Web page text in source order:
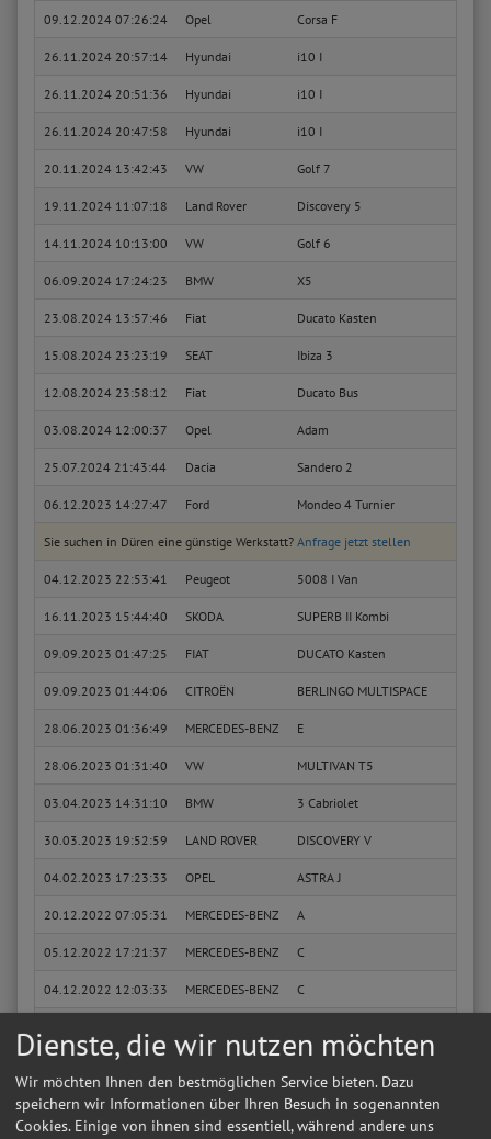
09.12.2024 07:26:24 Opel Corsa F
26.11.2024 20:57:14 Hyundai i10 I
26.11.2024 20:51:36 Hyundai i10 I
26.11.2024 20:47:58 Hyundai i10 I
20.11.2024 13:42:43 VW Golf 7
19.11.2024 11:07:18 Land Rover Discovery 5
14.11.2024 10:13:00 VW Golf 6
06.09.2024 17:24:23 BMW X5
23.08.2024 13:57:46 Fiat Ducato Kasten
15.08.2024 23:23:19 SEAT Ibiza 3
12.08.2024 23:58:12 Fiat Ducato Bus
03.08.2024 12:00:37 Opel Adam
25.07.2024 21:43:44 Dacia Sandero 2
06.12.2023 14:27:47 Ford Mondeo 4 Turnier
Sie suchen in Düren eine günstige Werkstatt? Anfrage jetzt stellen
04.12.2023 22:53:41 Peugeot 5008 I Van
16.11.2023 15:44:40 SKODA SUPERB II Kombi
09.09.2023 01:47:25 FIAT DUCATO Kasten
09.09.2023 01:44:06 CITROËN BERLINGO MULTISPACE
28.06.2023 01:36:49 MERCEDES-BENZ E
28.06.2023 01:31:40 VW MULTIVAN T5
03.04.2023 14:31:10 BMW 3 Cabriolet
30.03.2023 19:52:59 LAND ROVER DISCOVERY V
04.02.2023 17:23:33 OPEL ASTRA J
20.12.2022 07:05:31 MERCEDES-BENZ A
05.12.2022 17:21:37 MERCEDES-BENZ C
04.12.2022 12:03:33 MERCEDES-BENZ C
07.09.2022 12:16:07
27.08.2022 16:08:06 AUDI Q5
Dienste, die wir nutzen möchten
Wir möchten Ihnen den bestmöglichen Service bieten. Dazu
speichern wir Informationen über Ihren Besuch in sogenannten
Cookies. Einige von ihnen sind essentiell, während andere uns